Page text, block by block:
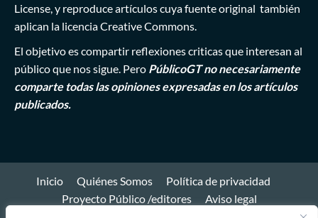
License , y reproduce artículos cuya fuente original también
aplican la licencia Creative Commons.
El objetivo es compartir reflexiones criticas que interesan al
público que nos sigue. Pero PúblicoGT no necesariamente
comparte todas las opiniones expresadas en los artículos
publicados.
Inicio Quiénes Somos
Política de privacidad
Proyecto Público /editores
Aviso legal